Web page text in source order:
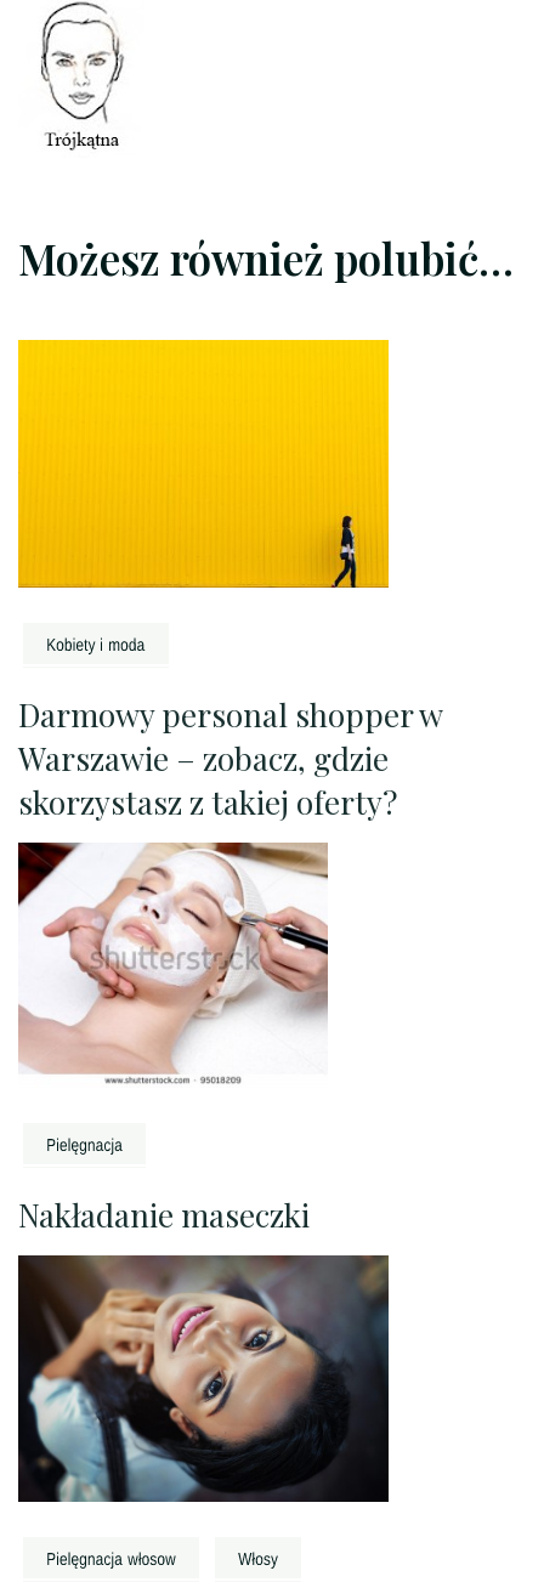
Możesz również polubić…
Darmowy personal shopper w
Warszawie – zobacz, gdzie
skorzystasz z takiej oferty?
Nakładanie maseczki